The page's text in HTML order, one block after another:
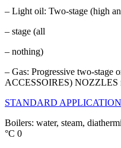
– Light oil: Two-stage (high
– stage (all
– nothing)
– Gas: Progressive two-stage
ACCESSOIRES) NOZZLES
STANDARD
Boilers: water, steam,
°C 0